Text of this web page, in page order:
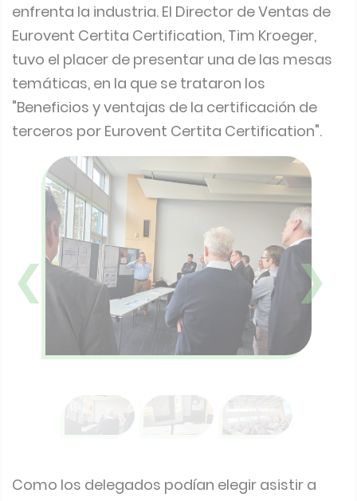
enfrenta la industria. El Director de Ventas de
Eurovent Certita Certification, Tim Kroeger,
tuvo el placer de presentar una de las mesas
temáticas, en la que se trataron los
"Beneficios y ventajas de la certificación de
terceros por Eurovent Certita Certification".
❮ ❯
Como los delegados podían elegir asistir a